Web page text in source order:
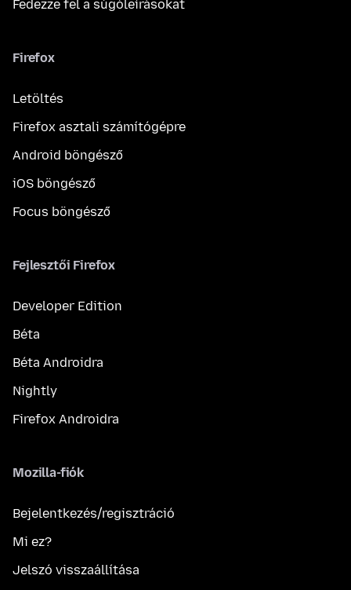
Fedezze fel a súgóleírásokat
Firefox
Letöltés
Firefox asztali számítógépre
Android böngésző
iOS böngésző
Focus böngésző
Fejlesztői Firefox
Developer Edition
Béta
Béta Androidra
Nightly
Firefox Androidra
Mozilla-fiók
Bejelentkezés/regisztráció
Mi ez?
Jelszó visszaállítása